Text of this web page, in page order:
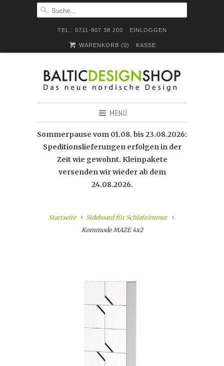
TEL.: 0711-907 38 200 EINLOGGEN
WARENKORB (0) KASSE
MENÜ
Sommerpause vom 01.08. bis 23.08.2026:
Speditionslieferungen erfolgen in der
Zeit wie gewohnt. Kleinpakete
versenden wir wieder ab dem
24.08.2026.
Startseite
Sideboard für Schlafzimmer
Kommode MAZE 4x2